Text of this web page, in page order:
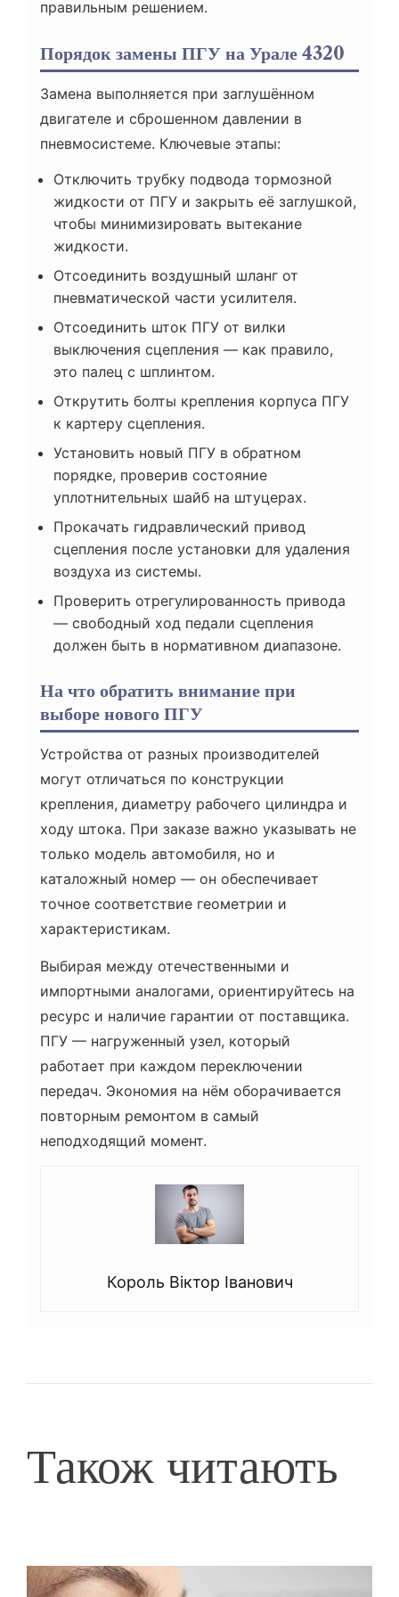
правильным решением.
Порядок замены ПГУ на Урале 4320
Замена выполняется при заглушённом
двигателе и сброшенном давлении в
пневмосистеме. Ключевые этапы:
Отключить трубку подвода тормозной
жидкости от ПГУ и закрыть её заглушкой,
чтобы минимизировать вытекание
жидкости.
Отсоединить воздушный шланг от
пневматической части усилителя.
Отсоединить шток ПГУ от вилки
выключения сцепления — как правило,
это палец с шплинтом.
Открутить болты крепления корпуса ПГУ
к картеру сцепления.
Установить новый ПГУ в обратном
порядке, проверив состояние
уплотнительных шайб на штуцерах.
Прокачать гидравлический привод
сцепления после установки для удаления
воздуха из системы.
Проверить отрегулированность привода
— свободный ход педали сцепления
должен быть в нормативном диапазоне.
На что обратить внимание при
выборе нового ПГУ
Устройства от разных производителей
могут отличаться по конструкции
крепления, диаметру рабочего цилиндра и
ходу штока. При заказе важно указывать не
только модель автомобиля, но и
каталожный номер — он обеспечивает
точное соответствие геометрии и
характеристикам.
Выбирая между отечественными и
импортными аналогами, ориентируйтесь на
ресурс и наличие гарантии от поставщика.
ПГУ — нагруженный узел, который
работает при каждом переключении
передач. Экономия на нём оборачивается
повторным ремонтом в самый
неподходящий момент.
Король Віктор Іванович
Також читають